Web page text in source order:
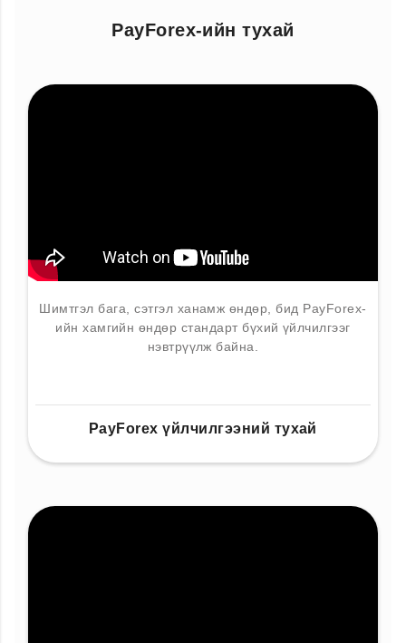
PayForex-ийн тухай
Шимтгэл бага, сэтгэл ханамж өндөр, бид PayForex-
ийн хамгийн өндөр стандарт бүхий үйлчилгээг
нэвтрүүлж байна.
PayForex үйлчилгээний тухай